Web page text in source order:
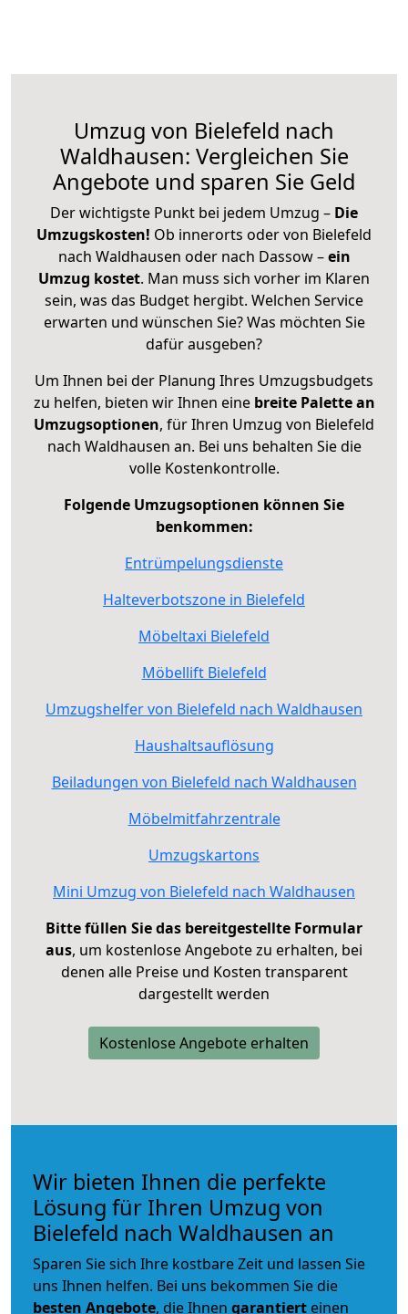
Umzug von Bielefeld nach
Waldhausen: Vergleichen Sie
Angebote und sparen Sie Geld
Der wichtigste Punkt bei jedem Umzug – Die
Umzugskosten! Ob innerorts oder von Bielefeld
nach Waldhausen oder nach Dassow –ein
Umzug kostet. Man muss sich vorher im Klaren
sein, was das Budget hergibt. Welchen Service
erwarten und wünschen Sie? Was möchten Sie
dafür ausgeben?
Um Ihnen bei der Planung Ihres Umzugsbudgets
zu helfen, bieten wir Ihnen eine breite Palette an
Umzugsoptionen, für Ihren Umzug von Bielefeld
nach Waldhausen an. Bei uns behalten Sie die
volle Kostenkontrolle.
Folgende Umzugsoptionen können Sie
benkommen:
Entrümpelungsdienste
Halteverbotszone in Bielefeld
Möbeltaxi Bielefeld
Möbellift Bielefeld
Umzugshelfer von Bielefeld nach Waldhausen
Haushaltsauflösung
Beiladungen von Bielefeld nach Waldhausen
Möbelmitfahrzentrale
Umzugskartons
Mini Umzug von Bielefeld nach Waldhausen
Bitte füllen Sie das bereitgestellte Formular
aus, um kostenlose Angebote zu erhalten, bei
denen alle Preise und Kosten transparent
dargestellt werden
Kostenlose Angebote erhalten
Wir bieten Ihnen die perfekte
Lösung für Ihren Umzug von
Bielefeld nach Waldhausen an
Sparen Sie sich Ihre kostbare Zeit und lassen Sie
uns Ihnen helfen. Bei uns bekommen Sie die
besten Angebote, die Ihnen garantiert einen